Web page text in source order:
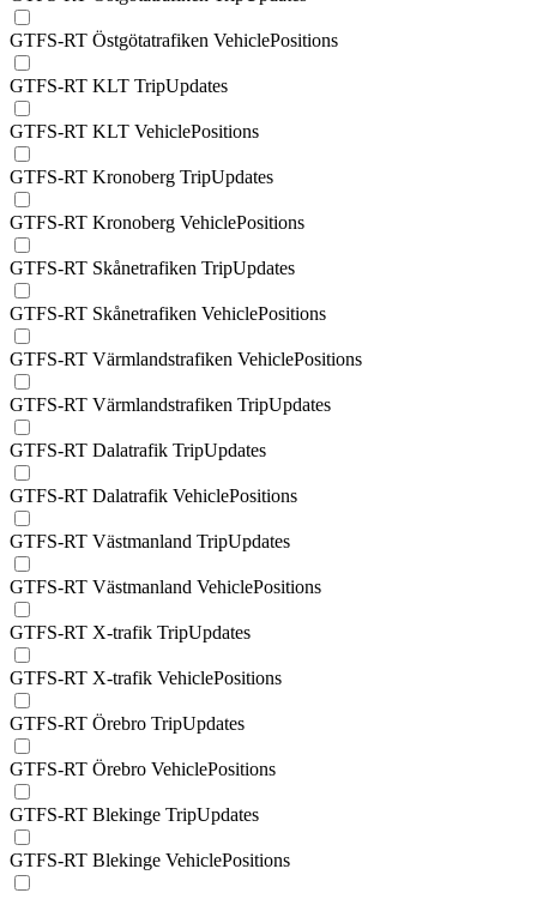
GTFS-RT Östgötatrafiken VehiclePositions
GTFS-RT KLT TripUpdates
GTFS-RT KLT VehiclePositions
GTFS-RT Kronoberg TripUpdates
GTFS-RT Kronoberg VehiclePositions
GTFS-RT Skånetrafiken TripUpdates
GTFS-RT Skånetrafiken VehiclePositions
GTFS-RT Värmlandstrafiken VehiclePositions
GTFS-RT Värmlandstrafiken TripUpdates
GTFS-RT Dalatrafik TripUpdates
GTFS-RT Dalatrafik VehiclePositions
GTFS-RT Västmanland TripUpdates
GTFS-RT Västmanland VehiclePositions
GTFS-RT X-trafik TripUpdates
GTFS-RT X-trafik VehiclePositions
GTFS-RT Örebro TripUpdates
GTFS-RT Örebro VehiclePositions
GTFS-RT Blekinge TripUpdates
GTFS-RT Blekinge VehiclePositions